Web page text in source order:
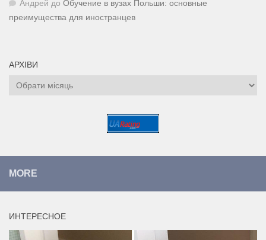
Андрей до Обучение в вузах Польши: основные
преимущества для иностранцев
АРХІВИ
Архіви
MORE
ИНТЕРЕСНОЕ